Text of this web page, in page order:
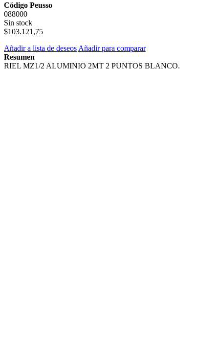
Código Peusso
088000
Sin stock
$103.121,75
Añadir a lista de deseos Añadir para comparar
Resumen
RIEL MZ1/2 ALUMINIO 2MT 2 PUNTOS BLANCO.